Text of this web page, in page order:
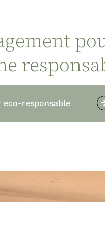
eco-responsable